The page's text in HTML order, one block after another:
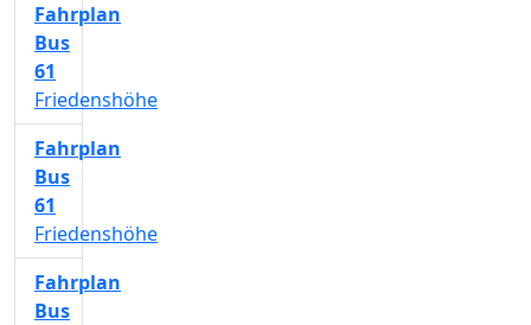
Fahrplan
Bus
61
Friedenshöhe
Fahrplan
Bus
61
Friedenshöhe
Fahrplan
Bus